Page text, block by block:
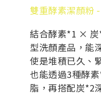
雙重酵素潔顏粉
結合酵素*1 × 炭
型洗顏產品，能
使是堆積已久、
也能透過3種酵
脂，再搭配炭*2